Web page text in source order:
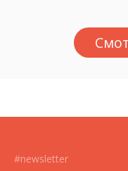
блокирует»
#newsletter